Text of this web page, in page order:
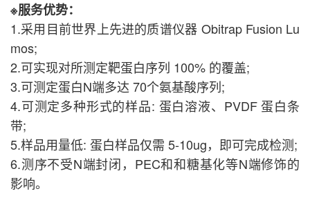
※服务优势：
1.采用目前世界上先进的质谱仪器 Obitrap Fusion Lu
mos;
2.可实现对所测定靶蛋白序列 100% 的覆盖;
3.可测定蛋白N端多达 70个氨基酸序列;
4.可测定多种形式的样品: 蛋白溶液、PVDF 蛋白条
带;
5.样品用量低: 蛋白样品仅需 5-10ug，即可完成检测;
6.测序不受N端封闭，PEC和和糖基化等N端修饰的
影响。